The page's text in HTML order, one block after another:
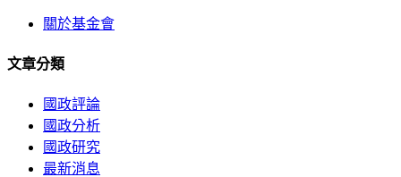
關於基金會
文章分類
國政評論
國政分析
國政研究
最新消息